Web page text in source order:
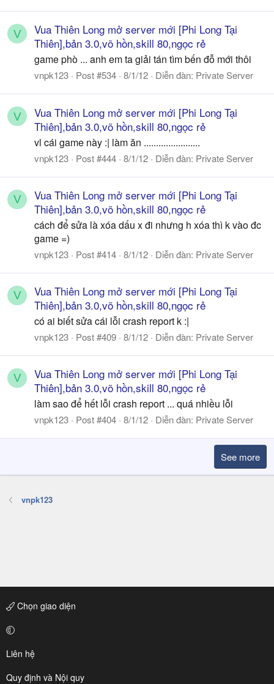
V
Vua Thiên Long mở server mới [Phi Long Tại
Thiên],bản 3.0,võ hồn,skill 80,ngọc rẻ
game phò ... anh em ta giải tán tìm bến đỗ mới thôi
vnpk123 Post #534 8/1/12 Diễn đàn: Private Server
V
Vua Thiên Long mở server mới [Phi Long Tại
Thiên],bản 3.0,võ hồn,skill 80,ngọc rẻ
vl cái game này :| làm ăn .......................
vnpk123 Post #444 8/1/12 Diễn đàn: Private Server
V
Vua Thiên Long mở server mới [Phi Long Tại
Thiên],bản 3.0,võ hồn,skill 80,ngọc rẻ
cách để sửa là xóa dấu x đi nhưng h xóa thì k vào đc
game =)
vnpk123 Post #414 8/1/12 Diễn đàn: Private Server
V
Vua Thiên Long mở server mới [Phi Long Tại
Thiên],bản 3.0,võ hồn,skill 80,ngọc rẻ
có ai biết sửa cái lỗi crash report k :|
vnpk123 Post #409 8/1/12 Diễn đàn: Private Server
V
Vua Thiên Long mở server mới [Phi Long Tại
Thiên],bản 3.0,võ hồn,skill 80,ngọc rẻ
làm sao để hết lỗi crash report ... quá nhiều lỗi
vnpk123 Post #404 8/1/12 Diễn đàn: Private Server
See more
vnpk123
Chọn giao diện
Liên hệ
Quy định và Nội quy